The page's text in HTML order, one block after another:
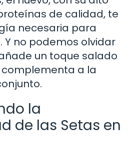
de calidad, te
necesaria para
Y no podemos olvidar
un toque salado
a la
la
de las Setas en